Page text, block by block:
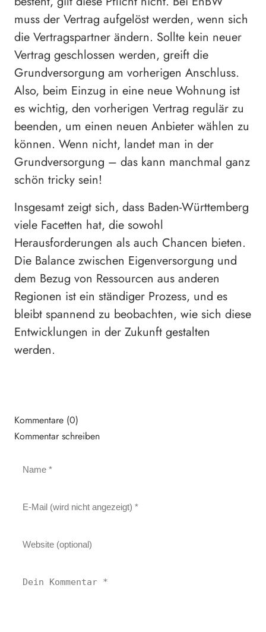
muss der Vertrag aufgelöst werden, wenn sich
die Vertragspartner ändern. Sollte kein neuer
Vertrag geschlossen werden, greift die
Grundversorgung am vorherigen Anschluss.
Also, beim Einzug in eine neue Wohnung ist
es wichtig, den vorherigen Vertrag regulär zu
beenden, um einen neuen Anbieter wählen zu
können. Wenn nicht, landet man in der
Grundversorgung – das kann manchmal ganz
schön tricky sein!
Insgesamt zeigt sich, dass Baden-Württemberg
viele Facetten hat, die sowohl
Herausforderungen als auch Chancen bieten.
Die Balance zwischen Eigenversorgung und
dem Bezug von Ressourcen aus anderen
Regionen ist ein ständiger Prozess, und es
bleibt spannend zu beobachten, wie sich diese
Entwicklungen in der Zukunft gestalten
werden.
Kommentare (0)
Kommentar schreiben